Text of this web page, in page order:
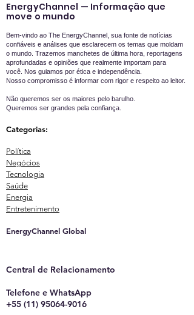
EnergyChannel — Informação que
move o mundo
Bem-vindo ao The EnergyChannel, sua fonte de notícias
confiáveis e análises que esclarecem os temas que moldam
o mundo. Trazemos manchetes de última hora, reportagens
aprofundadas e opiniões que realmente importam para
você. Nos guiamos por ética e independência.
Nosso compromisso é informar com rigor e respeito ao leitor.
Não queremos ser os maiores pelo barulho.
Queremos ser grandes pela confiança.
Categorias:
Política
Negócios
Tecnologia
Saúde
Energia
Entretenimento
EnergyChannel Global​
Central de Relacionamento
Telefone e WhatsApp
+55 (11) 95064-9016